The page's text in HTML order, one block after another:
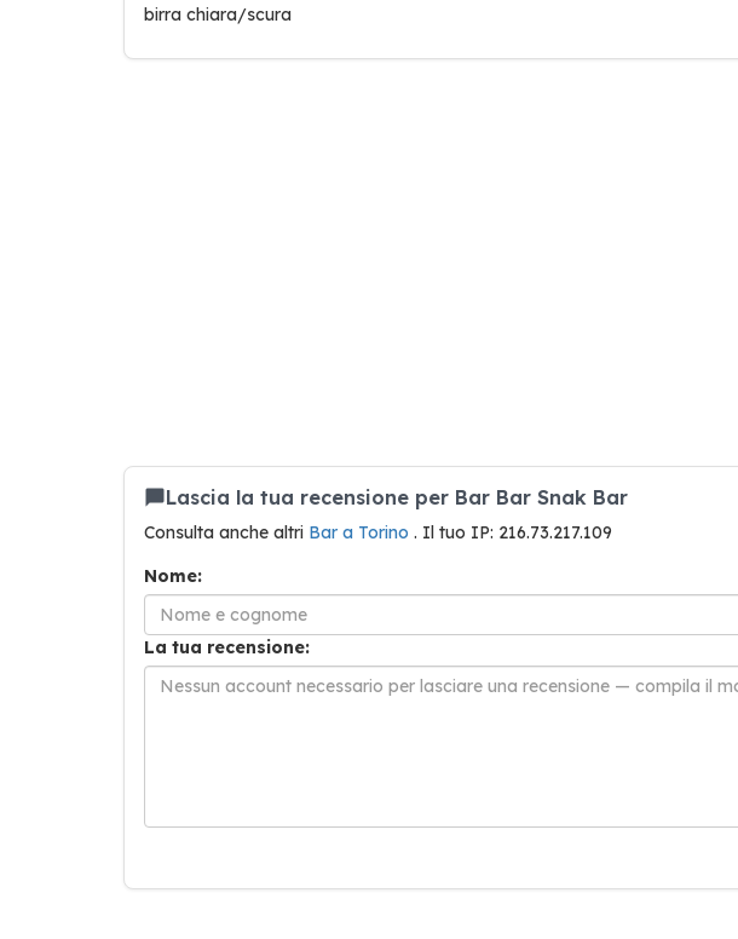
birra chiara/scura
Lascia la tua recensione per Bar Bar Snak Bar
Consulta anche altri Bar a Torino . Il tuo IP: 216.73.217.109
Nome:
La tua recensione: